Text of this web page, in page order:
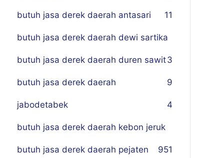
butuh jasa derek daerah antasari 11
butuh jasa derek daerah dewi sartika
3
butuh jasa derek daerah duren sawit
9
butuh jasa derek daerah
jabodetabek 4
butuh jasa derek daerah kebon jeruk
51
butuh jasa derek daerah pejaten 9